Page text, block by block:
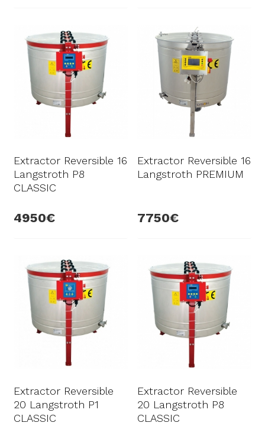
Extractor Reversible 16
Langstroth P8
CLASSIC
4950
Extractor Reversible 16
Langstroth PREMIUM
7750
Extractor Reversible
20 Langstroth P1
CLASSIC
Extractor Reversible
20 Langstroth P8
CLASSIC